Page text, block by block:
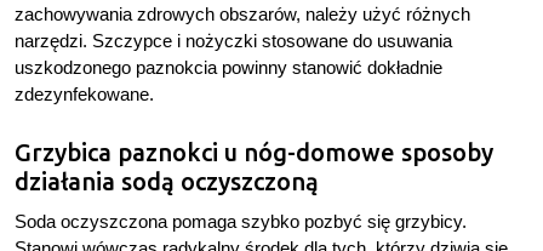
zachowywania zdrowych obszarów, należy użyć różnych
narzędzi. Szczypce i nożyczki stosowane do usuwania
uszkodzonego paznokcia powinny stanowić dokładnie
zdezynfekowane.
Grzybica paznokci u nóg-domowe sposoby
działania sodą oczyszczoną
Soda oczyszczona pomaga szybko pozbyć się grzybicy.